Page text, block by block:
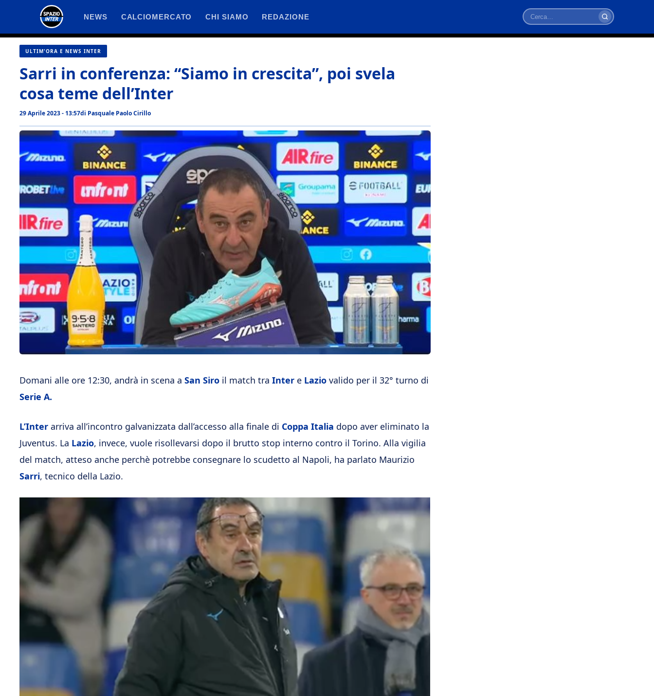
contenuto
NEWS CALCIOMERCATO CHI SIAMO REDAZIONE
Cerca
ULTIM'ORA E NEWS INTER
Sarri in conferenza: “Siamo in crescita”, poi svela
cosa teme dell’Inter
29 Aprile 2023 - 13:57di Pasquale Paolo Cirillo
Domani alle ore 12:30, andrà in scena a San Siro il match tra Inter e Lazio valido per il 32° turno di
Serie A.
L’Inter arriva all’incontro galvanizzata dall’accesso alla finale di Coppa Italia dopo aver eliminato la
Juventus. La Lazio, invece, vuole risollevarsi dopo il brutto stop interno contro il Torino. Alla vigilia
del match, atteso anche perchè potrebbe consegnare lo scudetto al Napoli, ha parlato Maurizio
Sarri, tecnico della Lazio.